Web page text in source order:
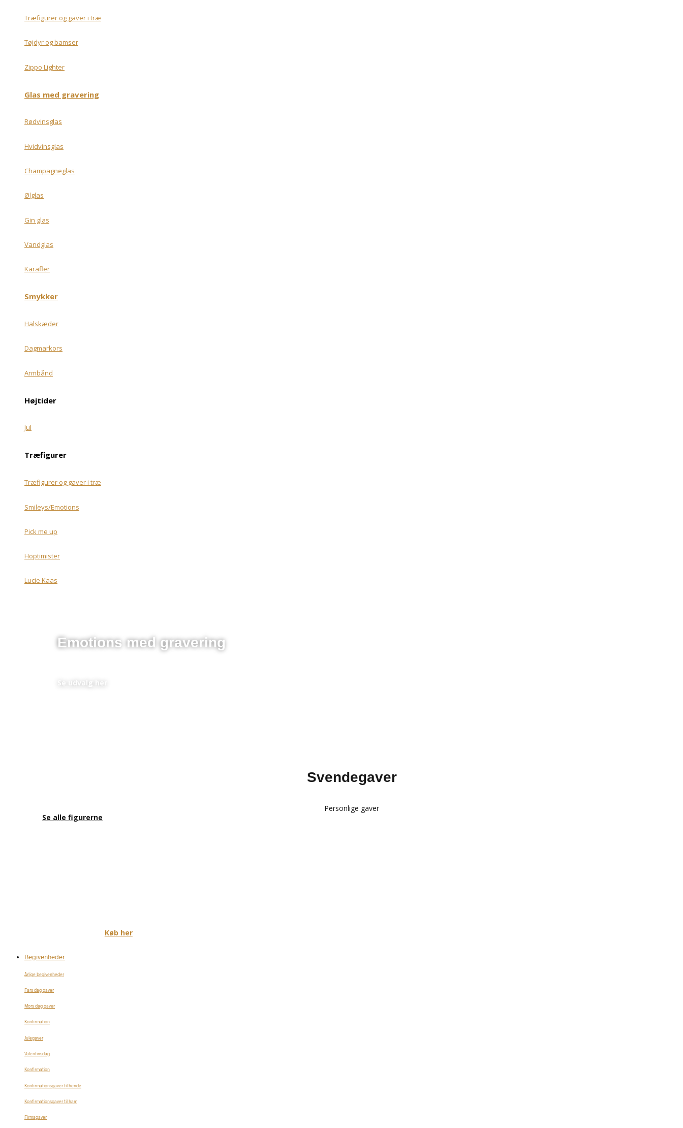
Træfigurer og gaver i træ
Tøjdyr og bamser
Zippo Lighter
Glas med gravering
Rødvinsglas
Hvidvinsglas
Champagneglas
Ølglas
Gin glas
Vandglas
Karafler
Smykker
Halskæder
Dagmarkors
Armbånd
Højtider
Jul
Træfigurer
Træfigurer og gaver i træ
Smileys/Emotions
Pick me up
Hoptimister
Lucie Kaas
Emotions med gravering
Se udvalg her
Svendegaver
Personlige gaver
Se alle figurerne
Køb her
Begivenheder
Årlige begivenheder
Fars dag gaver
Mors dag gaver
Konfirmation
Julegaver
Valentinsdag
Konfirmation
Konfirmationsgaver til hende
Konfirmationsgaver til ham
Firmagaver